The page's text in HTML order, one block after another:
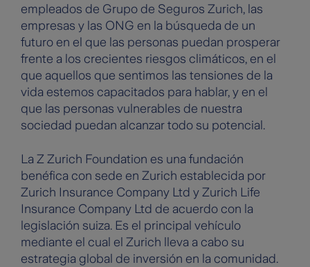
empleados de Grupo de Seguros Zurich, las
empresas y las ONG en la búsqueda de un
futuro en el que las personas puedan prosperar
frente a los crecientes riesgos climáticos, en el
que aquellos que sentimos las tensiones de la
vida estemos capacitados para hablar, y en el
que las personas vulnerables de nuestra
sociedad puedan alcanzar todo su potencial.
La Z Zurich Foundation es una fundación
benéfica con sede en Zurich establecida por
Zurich Insurance Company Ltd y Zurich Life
Insurance Company Ltd de acuerdo con la
legislación suiza. Es el principal vehículo
mediante el cual el Zurich lleva a cabo su
estrategia global de inversión en la comunidad.